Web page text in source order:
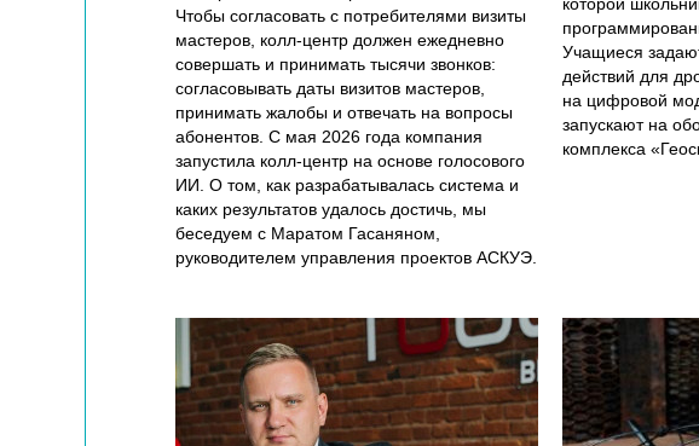
Чтобы согласовать с потребителями визиты
мастеров, колл-центр должен ежедневно
совершать и принимать тысячи звонков:
согласовывать даты визитов мастеров,
принимать жалобы и отвечать на вопросы
абонентов. С мая 2026 года компания
запустила колл-центр на основе голосового
ИИ. О том, как разрабатывалась система и
каких результатов удалось достичь, мы
беседуем с Маратом Гасаняном,
руководителем управления проектов АСКУЭ.
Учащиеся
действий для
на цифровой
запускают на
комплекса